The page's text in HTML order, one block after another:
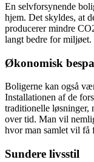
En selvforsynende
hjem. Det skyldes, at
producerer mindre
langt bedre for miljøet.
Økonomisk
Boligerne kan også
Installationen af de
traditionelle løsninger,
over tid. Man vil
hvor man samlet vil
Sundere livsstil